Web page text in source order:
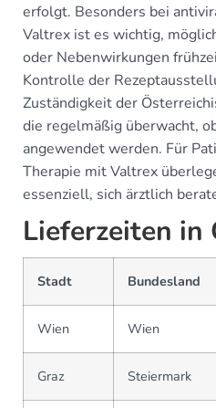
erfolgt. Besonders bei
Valtrex ist es wichtig,
oder Nebenwirkungen
Kontrolle der
Zuständigkeit der
die regelmäßig überwacht,
angewendet werden. Für
Therapie mit Valtrex
essenziell, sich ärztlich
Lieferzeiten in
Stadt Bundesland
Wien Wien
Graz Steiermark